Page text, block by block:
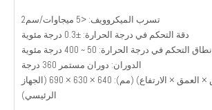
تسرب الميكروويف: <5 ميجاوات/سم2
دقة التحكم في درجة الحرارة: ±0.3 درجة مئوية
نطاق التحكم في درجة الحرارة: 50 ~ 400 درجة مئوية
الدوران: دوران مستمر 360 درجة
الحجم (العرض × العمق × الارتفاع) (مم): 640 × 630 × 690 (الجهاز
الرئيسي)